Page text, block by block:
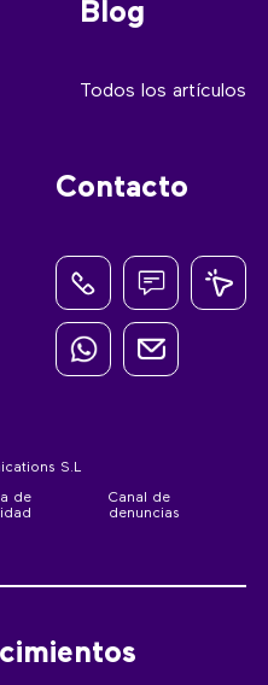
Blog
Todos los artículos
Contacto
S.L
de
Canal de
denuncias